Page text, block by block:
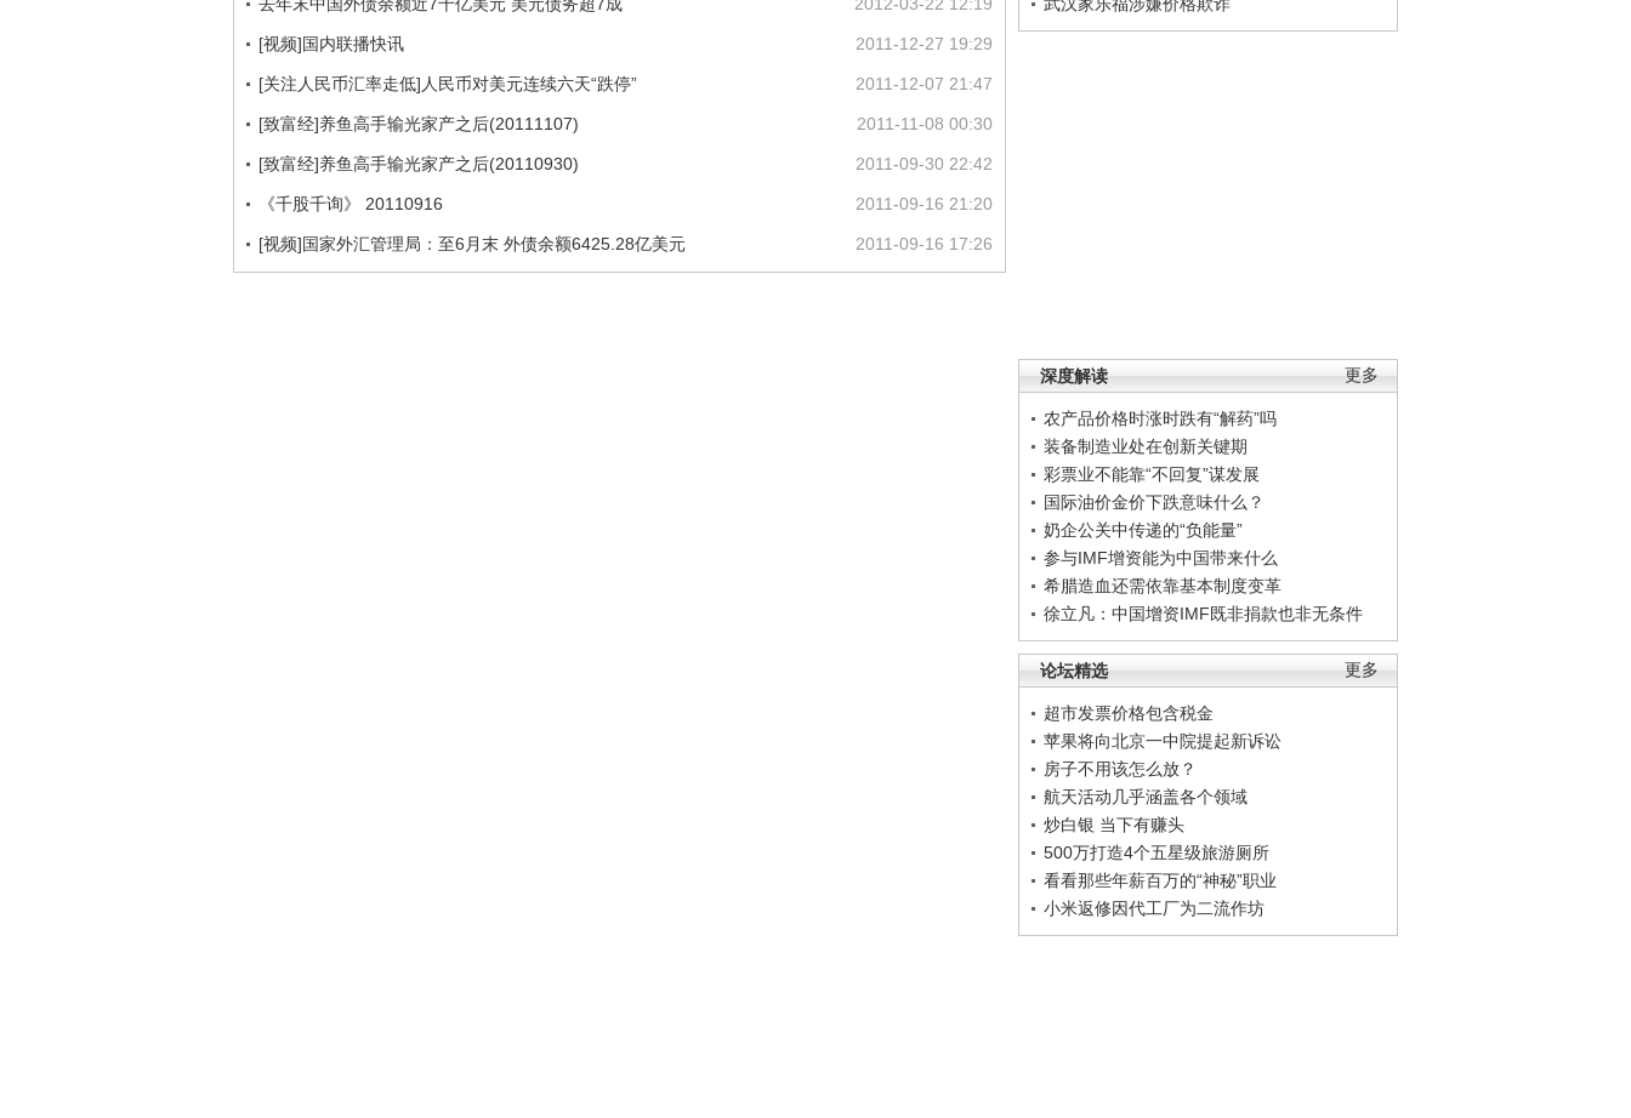
更多
深度解读
农产品价格时涨时跌有“解药”吗
装备制造业处在创新关键期
彩票业不能靠“不回复”谋发展
国际油价金价下跌意味什么？
奶企公关中传递的“负能量”
参与IMF增资能为中国带来什么
希腊造血还需依靠基本制度变革
徐立凡：中国增资IMF既非捐款也非无条件
更多
论坛精选
超市发票价格包含税金
苹果将向北京一中院提起新诉讼
房子不用该怎么放？
航天活动几乎涵盖各个领域
炒白银 当下有赚头
500万打造4个五星级旅游厕所
看看那些年薪百万的“神秘”职业
小米返修因代工厂为二流作坊
2011-12-27 19:29
[视频]国内联播快讯
2011-12-07 21:47
[关注人民币汇率走低]人民币对美元连续六天“跌停”
2011-11-08 00:30
[致富经]养鱼高手输光家产之后(20111107)
2011-09-30 22:42
[致富经]养鱼高手输光家产之后(20110930)
2011-09-16 21:20
《千股千询》 20110916
2011-09-16 17:26
[视频]国家外汇管理局：至6月末 外债余额6425.28亿美元